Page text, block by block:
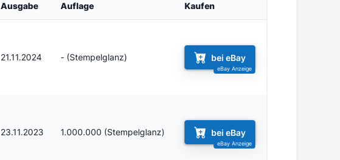
Ausgabe Auflage Kaufen
21.11.2024 - (Stempelglanz) bei eBay
23.11.2023 1.000.000 (Stempelglanz) bei eBay